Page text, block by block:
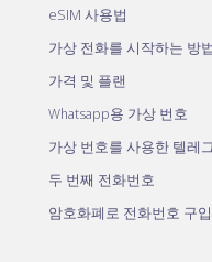
eSIM 사용법
가상 전화를 시작하는 방
가격 및 플랜
Whatsapp용 가상 번호
가상 번호를 사용한 텔레
두 번째 전화번호
암호화폐로 전화번호 구